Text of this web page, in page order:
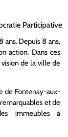
Participative
ans. Depuis 8 ans,
action. Dans ces
de la ville de
de Fontenay-aux-
et de
immeubles à